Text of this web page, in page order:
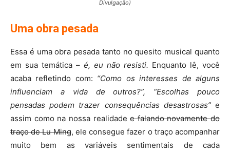
Divulgação)
Uma obra pesada
Essa é uma obra pesada tanto no quesito musical quanto
em sua temática – é, eu não resisti. Enquanto lê, você
acaba refletindo com: “Como os interesses de alguns
influenciam a vida de outros?”, “Escolhas pouco
pensadas podem trazer consequências desastrosas”e
assim como na nossa realidadee falando novamente do
traço de Lu Ming, ele consegue fazer o traço acompanhar
muito bem as variáveis sentimentais de cada